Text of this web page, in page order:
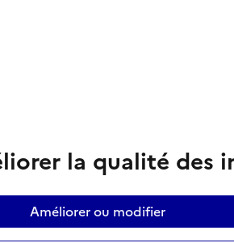
la qualité des
Améliorer ou modifier